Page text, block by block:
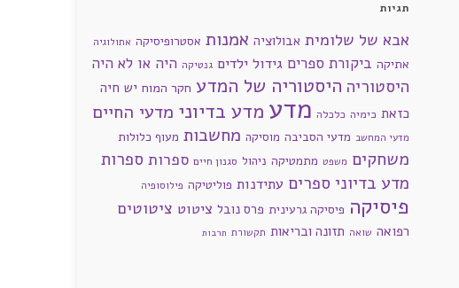
תגיות
אבא של שלומית אבולוציה אמנות אסטרופיסיקה אתולוגיה
אתיקה ביקורת ספרים גידול ילדים גנטיקה היה או לא היה
היסטוריה היסטוריה של המדע חקר המוח יש חיה
כזאת כימיה כלכלה מדע מדע בדיוני מדעי החיים
מדעי המחשב מדעי הסביבה מוסיקה מחשבות מעוף כלולות
משחקים משפט מתמטיקה ניהול סגנון חיים ספרות ספרות
מדע בדיוני ספרים עתידנות פוליטיקה פילוסופיה
פיסיקה פיסיקה גרעינית פרס נובל ציטוט ציטוטים
רפואה שואה תזונה ובריאות תקשורת תרבות